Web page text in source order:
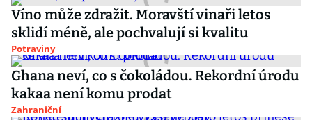
Víno může zdražit. Moravští vinaři letos
sklidí méně, ale pochvalují si kvalitu
Potraviny
Ghana neví, co s čokoládou. Rekordní úrodu
kakaa není komu prodat
Zahraniční